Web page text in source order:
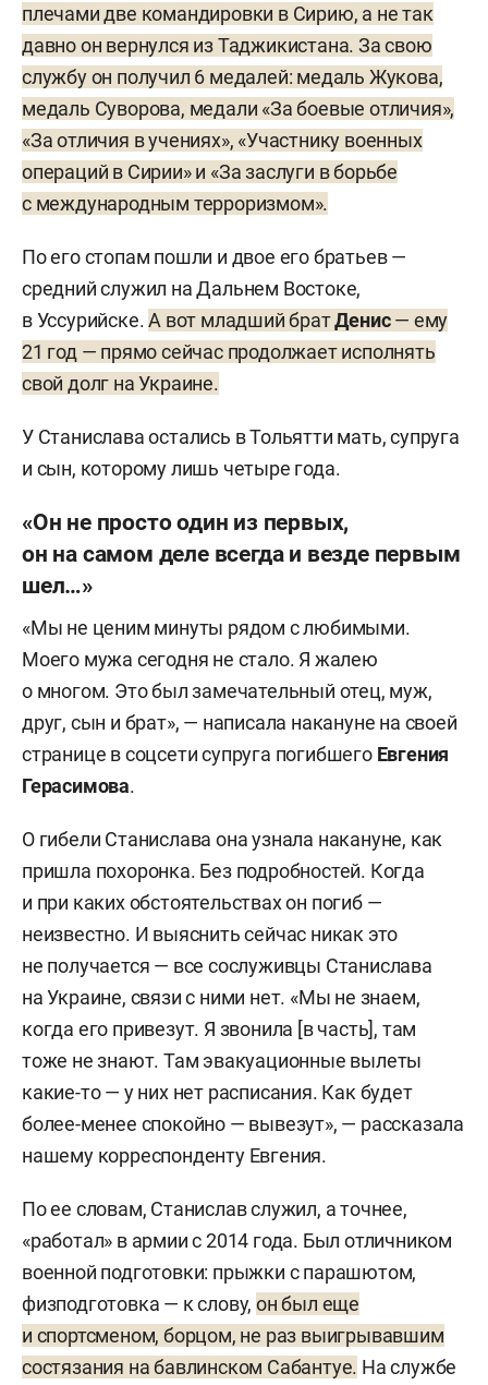
плечами две командировки в Сирию, а не так
давно он вернулся из Таджикистана. За свою
службу он получил 6 медалей: медаль Жукова,
медаль Суворова, медали «За боевые отличия»,
«За отличия в учениях», «Участнику военных
операций в Сирии» и «За заслуги в борьбе
с международным терроризмом».
По его стопам пошли и двое его братьев —
средний служил на Дальнем Востоке,
в Уссурийске.А вот младший братДенис— ему
21 год — прямо сейчас продолжает исполнять
свой долг на Украине.
У Станислава остались в Тольятти мать, супруга
и сын, которому лишь четыре года.
«Он не просто один из первых,
он на самом деле всегда и везде первым
шел…»
«Мы не ценим минуты рядом с любимыми.
Моего мужа сегодня не стало. Я жалею
о многом. Это был замечательный отец, муж,
друг, сын и брат», — написала накануне на своей
странице в соцсети супруга погибшего Евгения
Герасимова.
О гибели Станислава она узнала накануне, как
пришла похоронка. Без подробностей. Когда
и при каких обстоятельствах он погиб —
неизвестно. И выяснить сейчас никак это
не получается — все сослуживцы Станислава
на Украине, связи с ними нет. «Мы не знаем,
когда его привезут. Я звонила [в часть], там
тоже не знают. Там эвакуационные вылеты
какие-то — у них нет расписания. Как будет
более-менее спокойно — вывезут», — рассказала
нашему корреспонденту Евгения.
По ее словам, Станислав служил, а точнее,
«работал» в армии с 2014 года. Был отличником
военной подготовки: прыжки с парашютом,
физподготовка — к слову,он был еще
и спортсменом, борцом, не раз выигрывавшим
состязания на бавлинском Сабантуе. На службе